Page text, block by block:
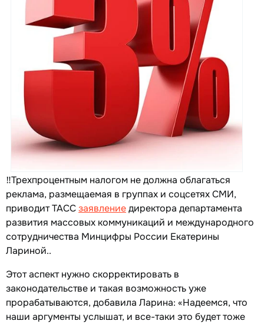
‼️Трехпроцентным налогом не должна облагаться
реклама, размещаемая в группах и соцсетях СМИ,
приводит ТАССзаявлениедиректора департамента
развития массовых коммуникаций и международного
сотрудничества Минцифры России Екатерины
Лариной..
Этот аспект нужно скорректировать в
законодательстве и такая возможность уже
прорабатываются, добавила Ларина: «Надеемся, что
наши аргументы услышат, и все-таки это будет тоже